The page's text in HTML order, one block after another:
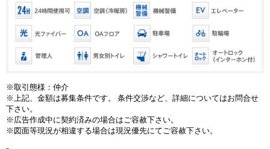
※取引態様：仲介
※上記、金額は募集条件です。 条件交渉など、詳細についてはお問合せ
下さい。
※広告作成中に契約済みの場合はご容赦下さい。
※図面等現況が相違する場合は現況優先にてご容赦下さい。